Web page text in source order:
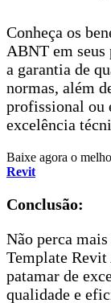
Conheça os
ABNT em seus
a garantia de
normas, além
profissional ou
excelência
Baixe agora o
Revit
Conclusão:
Não perca
Template
patamar de
qualidade e